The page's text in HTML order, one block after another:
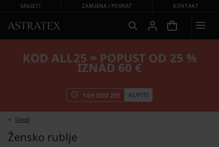
SAVJETI ZAMJENA I POVRAT KONTAKT
KOD ALL25 = POPUST OD 25 %
IZNAD 60 €
14H 03M 29S KUPITI
Uvod
Žensko rublje